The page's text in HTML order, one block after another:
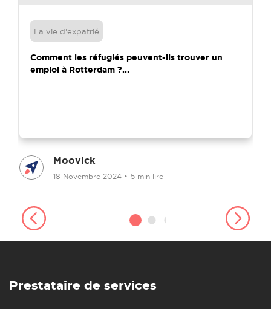
La vie d'expatrié
Comment les réfugiés peuvent-ils trouver un
emploi à Rotterdam ?...
Moovick
18 Novembre 2024 • 5 min lire
Prestataire de services